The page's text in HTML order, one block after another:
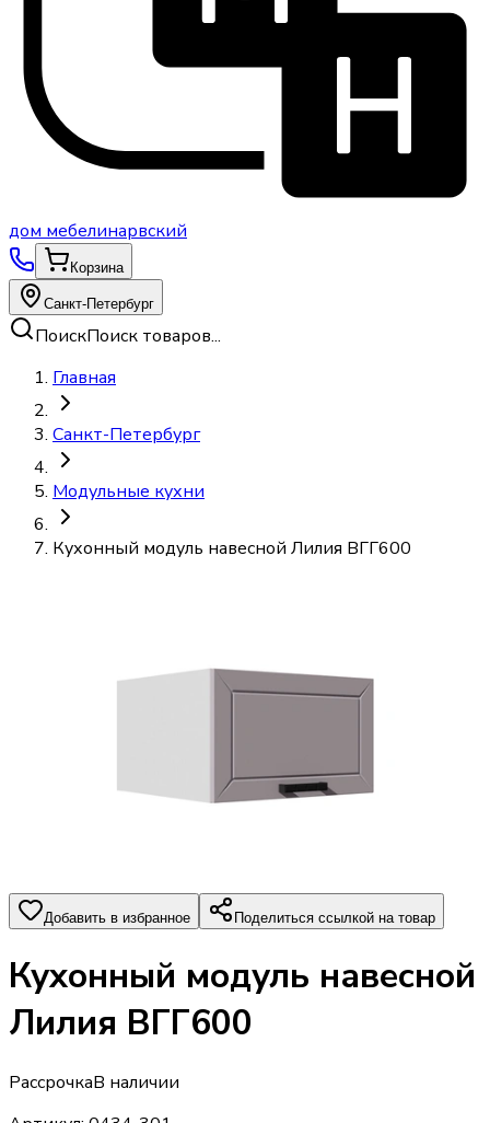
дом мебелинарвский
Корзина
Санкт-Петербург
ПоискПоиск товаров...
Главная
Санкт-Петербург
Модульные кухни
Кухонный модуль навесной Лилия ВГГ600
Добавить в избранное Поделиться ссылкой на товар
Кухонный модуль навесной
Лилия ВГГ600
РассрочкаВ наличии